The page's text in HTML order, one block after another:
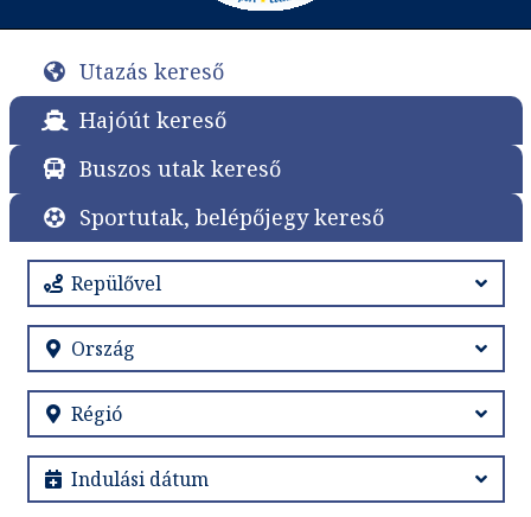
Utazás kereső
Hajóút kereső
Buszos utak kereső
Sportutak, belépőjegy kereső